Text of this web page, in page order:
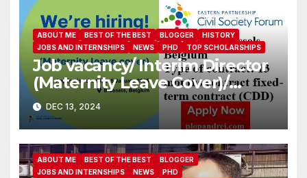
ABOUT ME BEST OF THE BEST BLOGGER
HISTORY
JOBS AND INTERNSHIPS
NEWS PHD TOP SCHOLARSHIPS
Job vacancy/ Interim Director
(Maternity Leave Cover)/
Eastern Partnership Civil
Society Forum
DEC 13, 2024
ABOUT ME BEST OF THE BEST
BLOGGER
JOBS AND INTERNSHIPS
NEWS
PHD